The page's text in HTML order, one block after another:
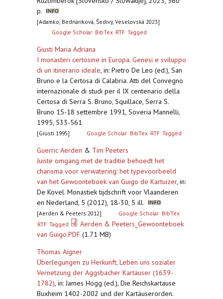
p.
[Adamko, Bednáriková, Šedivý, Veselovská 2023]
Google Scholar BibTex RTF Tagged
Giusti Maria Adriana
I monasteri certosine in Europa. Genesi e sviluppo
di un itinerario ideale, in: Pietro De Leo (ed.), San
Bruno e la Certosa di Calabria. Atti del Convegno
internazionale di studi per il IX centenario della
Certosa di Serra S. Bruno, Squillace, Serra S.
Bruno 15-18 settembre 1991, Soveria Mannelli,
1995, 533-561
[Giusti 1995] Google Scholar BibTex RTF Tagged
Guerric Aerden & Tim Peeters
Juiste omgang met de traditie behoedt het
charisma voor verwatering: het typevoorbeeld
van het Gewoonteboek van Guigo de Kartuizer, in:
De Kovel. Monastiek tijdschrift voor Vlaanderen
en Nederland, 5 (2012), 18-30, 5 ill.
[Aerden & Peeters 2012] Google Scholar BibTex
RTF Tagged
Aerden & Peeters_Gewoonteboek
van Guigo.PDF (1.71 MB)
Thomas Aigner
Überlegungen zu Herkunft, Leben uns sozialer
Vernetzung der Aggsbacher Kartäuser (1639-
1782), in: James Hogg (ed.), Die Reichskartause
Buxheim 1402-2002 und der Kartäuserorden.